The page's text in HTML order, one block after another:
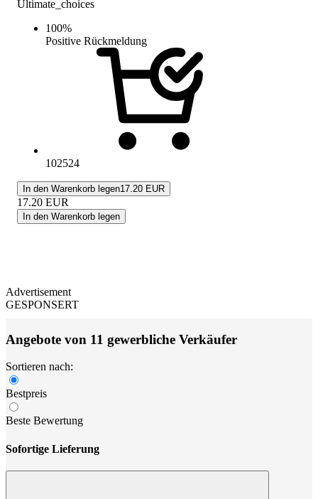
Ultimate_choices
100%
Positive Rückmeldung
102524
In den Warenkorb legen17.20 EUR
17.20 EUR
In den Warenkorb legen
Advertisement
GESPONSERT
Angebote von 11 gewerbliche Verkäufer
Sortieren nach:
Bestpreis
Beste Bewertung
Sofortige Lieferung